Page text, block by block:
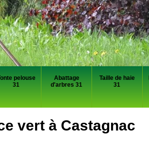
pelouse
31
Abattage
d'arbres 31
Taille de haie
31
vert à Castagnac